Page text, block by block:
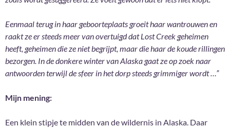
Eenmaal terug in haar geboorteplaats groeit haar wantrouwen en
raakt ze er steeds meer van overtuigd dat Lost Creek geheimen
heeft, geheimen die ze niet begrijpt, maar die haar de koude rillingen
bezorgen. In de donkere winter van Alaska gaat ze op zoek naar
antwoorden terwijl de sfeer in het dorp steeds grimmiger wordt …”
Mijn mening:
Een klein stipje te midden van de wildernis in Alaska. Daar